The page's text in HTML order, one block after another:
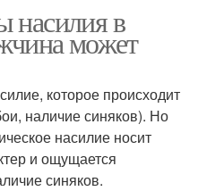
в
может
которое происходит
наличие синяков). Но
насилие носит
и ощущается
синяков.